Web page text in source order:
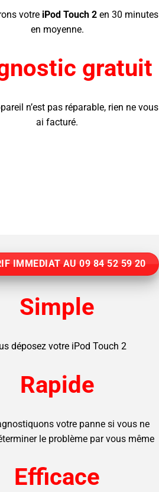
votre iPod Touch 2 en 30 minutes
en moyenne.
gratuit
n’est pas réparable, rien ne vous
ai facturé.
IMMEDIAT AU 09 84 52 59 20
Simple
déposez votre iPod Touch 2
Rapide
votre panne si vous ne
le problème par vous même
Efficace